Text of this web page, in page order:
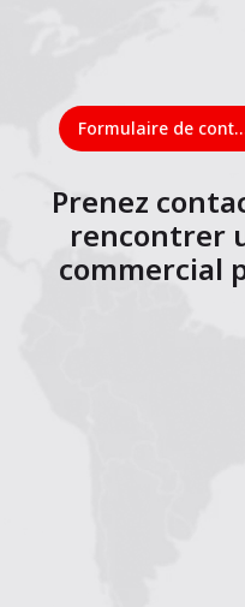
Formulaire
Prenez
rencontrer
commercial